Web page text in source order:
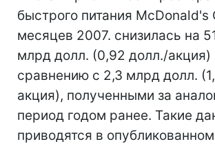
быстрого питания McDonald's
месяцев 2007. снизилась на
млрд долл. (0,92 долл./акция)
сравнению с 2,3 млрд долл.
акция), полученными за
период годом ранее. Такие
приводятся в